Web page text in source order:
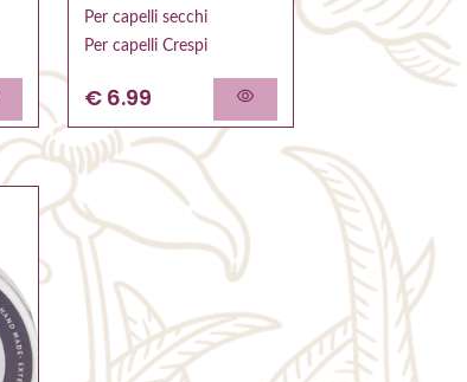
Per capelli secchi
Per capelli Crespi
€ 6.99